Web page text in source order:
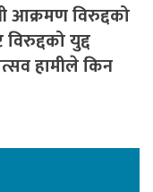
आक्रमण विरुद्दको
युद्द
हामीले किन